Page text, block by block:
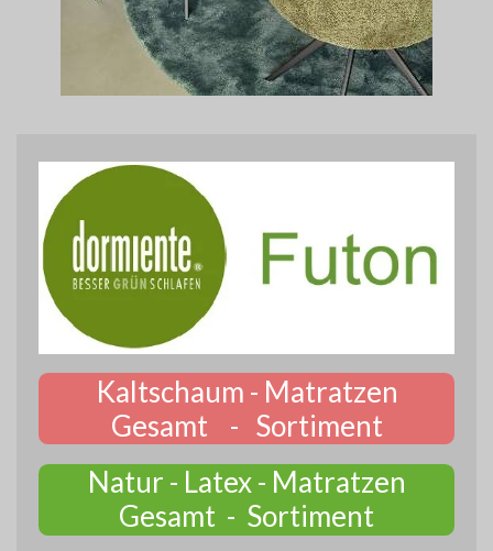
Kaltschaum - Matratzen
Gesamt - Sortiment
Natur - Latex - Matratzen
Gesamt - Sortiment